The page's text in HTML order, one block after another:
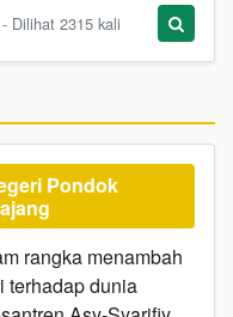
Dilihat 2315 kali
Pondok
rangka menambah
terhadap dunia